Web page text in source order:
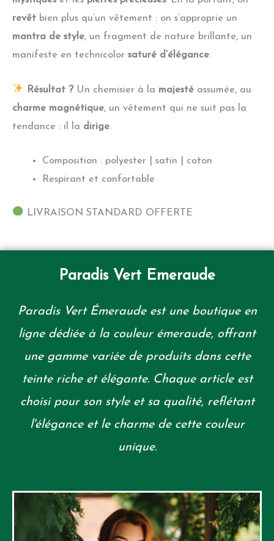
revêt bien plus qu’un vêtement : on s’approprie un
mantra de style, un fragment de nature brillante, un
manifeste en technicolor saturé d’élégance.
Résultat ?Un chemisier à la majestéassumée, au
charme magnétique, un vêtement qui ne suit pas la
tendance : il la dirige.
Composition : polyester | satin | coton
Respirant et confortable
LIVRAISON STANDARD OFFERTE
Paradis Vert Emeraude
Paradis Vert Émeraude est une boutique en
ligne dédiée à la couleur émeraude, offrant
une gamme variée de produits dans cette
teinte riche et élégante. Chaque article est
choisi pour son style et sa qualité, reflétant
l'élégance et le charme de cette couleur
unique.